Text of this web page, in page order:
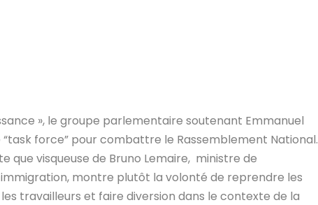
», le groupe parlementaire soutenant Emmanuel
force” pour combattre le Rassemblement National.
visqueuse de Bruno Lemaire, ministre de
montre plutôt la volonté de reprendre les
travailleurs et faire diversion dans le contexte de la